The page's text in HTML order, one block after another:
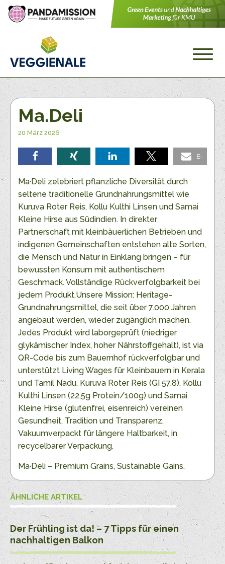
Ma.Deli
20 März 2026
teilen teilen teilen teilen
E-
Mail
Ma·Deli zelebriert pflanzliche Diversität durch
seltene traditionelle Grundnahrungsmittel wie
Kuruva Roter Reis, Kollu Kulthi Linsen und Samai
Kleine Hirse aus Südindien. In direkter
Partnerschaft mit kleinbäuerlichen Betrieben und
indigenen Gemeinschaften entstehen alte Sorten,
die Mensch und Natur in Einklang bringen – für
bewussten Konsum mit authentischem
Geschmack. Vollständige Rückverfolgbarkeit bei
jedem Produkt.Unsere Mission: Heritage-
Grundnahrungsmittel, die seit über 7.000 Jahren
angebaut werden, wieder zugänglich machen.
Jedes Produkt wird laborgeprüft (niedriger
glykämischer Index, hoher Nährstoffgehalt), ist via
QR-Code bis zum Bauernhof rückverfolgbar und
unterstützt Living Wages für Kleinbauern in Kerala
und Tamil Nadu. Kuruva Roter Reis (GI 57,8), Kollu
Kulthi Linsen (22,5g Protein/100g) und Samai
Kleine Hirse (glutenfrei, eisenreich) vereinen
Gesundheit, Tradition und Transparenz.
Vakuumverpackt für längere Haltbarkeit, in
recycelbarer Verpackung.
Ma·Deli – Premium Grains, Sustainable Gains.
ÄHNLICHE ARTIKEL
Der Frühling ist da! – 7 Tipps für einen
nachhaltigen Balkon